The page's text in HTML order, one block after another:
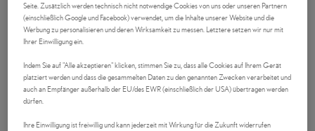
VORNAME
NACHNAME
Seite. Zusätzlich werden technisch nicht notwendige Cookies von uns oder unseren Partnern
(einschließlich Google und Facebook) verwendet, um die Inhalte unserer Website und die
Werbung zu personalisieren und deren Wirksamkeit zu messen. Letztere setzen wir nur mit
Ihrer Einwilligung ein.
Indem Sie auf "Alle akzeptieren" klicken, stimmen Sie zu, dass alle Cookies auf Ihrem Gerät
platziert werden und dass die gesammelten Daten zu den genannten Zwecken verarbeitet und
auch an Empfänger außerhalb der EU/des EWR (einschließlich der USA) übertragen werden
dürfen.
Ihre Einwilligung ist freiwillig und kann jederzeit mit Wirkung für die Zukunft widerrufen